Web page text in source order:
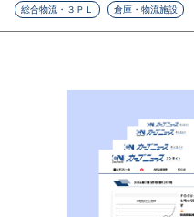
総合物流・３ＰＬ 倉庫・物流施設